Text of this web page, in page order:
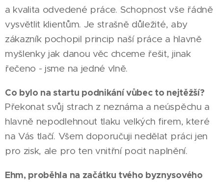
a kvalita odvedené práce. Schopnost vše řádně
vysvětlit klientům. Je strašně důležité, aby
zákazník pochopil princip naší práce a hlavně
myšlenky jak danou věc chceme řešit, jinak
řečeno - jsme na jedné vlně.
Co bylo na startu podnikání vůbec to nejtěžší?
Překonat svůj strach z neznáma a neúspěchu a
hlavně nepodlehnout tlaku velkých firem, které
na Vás tlačí. Všem doporučuji nedělat práci jen
pro zisk, ale pro ten vnitřní pocit naplnění.
Ehm, proběhla na začátku tvého byznysového